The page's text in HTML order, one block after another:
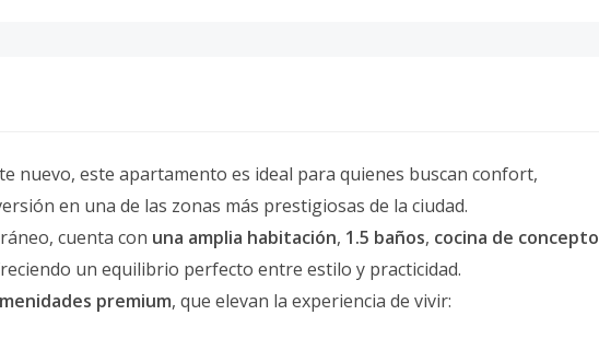
nuevo, este apartamento es ideal para quienes buscan confort,
en una de las zonas más prestigiosas de la ciudad.
cuenta con una amplia habitación, 1.5 baños, cocina de concepto
un equilibrio perfecto entre estilo y practicidad.
premium, que elevan la experiencia de vivir: